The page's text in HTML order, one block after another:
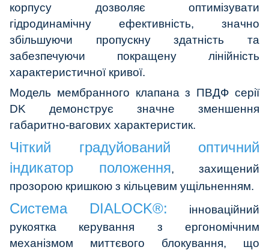
корпусу дозволяє оптимізувати
гідродинамічну ефективність, значно
збільшуючи пропускну здатність та
забезпечуючи покращену лінійність
характеристичної кривої.
Модель мембранного клапана з ПВДФ серії
DK демонструє значне зменшення
габаритно-вагових характеристик.
Чіткий градуйований оптичний
індикатор положення, захищений
прозорою кришкою з кільцевим ущільненням.
Система DIALOCK®:
інноваційний
рукоятка керування з ергономічним
механізмом миттєвого блокування, що